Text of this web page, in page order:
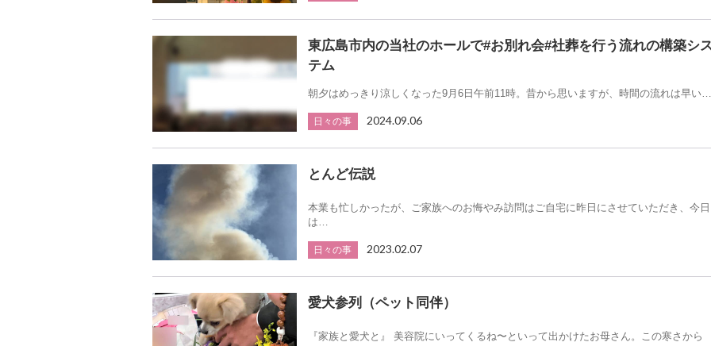
東広島市内の当社のホールで#お別れ会#社葬を行う流れの構築シ
テム
朝夕はめっきり涼しくなった9月6日午前11時。昔から思いますが、時間の流れは早い
日々の事 2024.09.06
とんど伝説
本業も忙しかったが、ご家族へのお悔やみ訪問はご自宅に昨日にさせていただき、今日
は…
日々の事 2023.02.07
愛犬参列（ペット同伴）
『家族と愛犬と』 美容院にいってくるね〜といって出かけたお母さん。この寒さから